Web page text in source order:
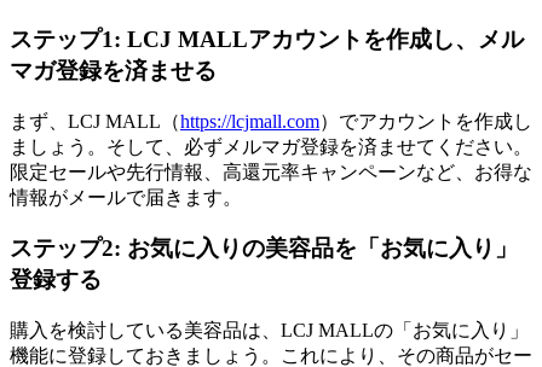
ステップ1: LCJ MALLアカウントを作成し、メル
マガ登録を済ませる
まず、LCJ MALL（https://lcjmall.com）でアカウントを作成し
ましょう。そして、必ずメルマガ登録を済ませてください。
限定セールや先行情報、高還元率キャンペーンなど、お得な
情報がメールで届きます。
ステップ2: お気に入りの美容品を「お気に入り」
登録する
購入を検討している美容品は、LCJ MALLの「お気に入り」
機能に登録しておきましょう。これにより、その商品がセー